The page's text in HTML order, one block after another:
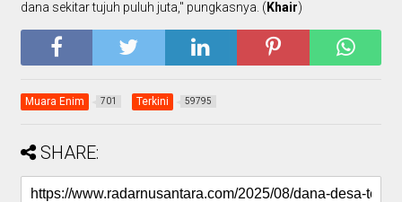
dana sekitar tujuh puluh juta," pungkasnya. ( Khair)
Muara Enim 701 Terkini 59795
SHARE: